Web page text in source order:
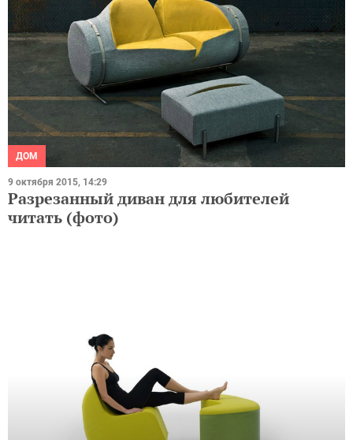
ДОМ
9 октября 2015, 14:29
Разрезанный диван для любителей
читать (фото)